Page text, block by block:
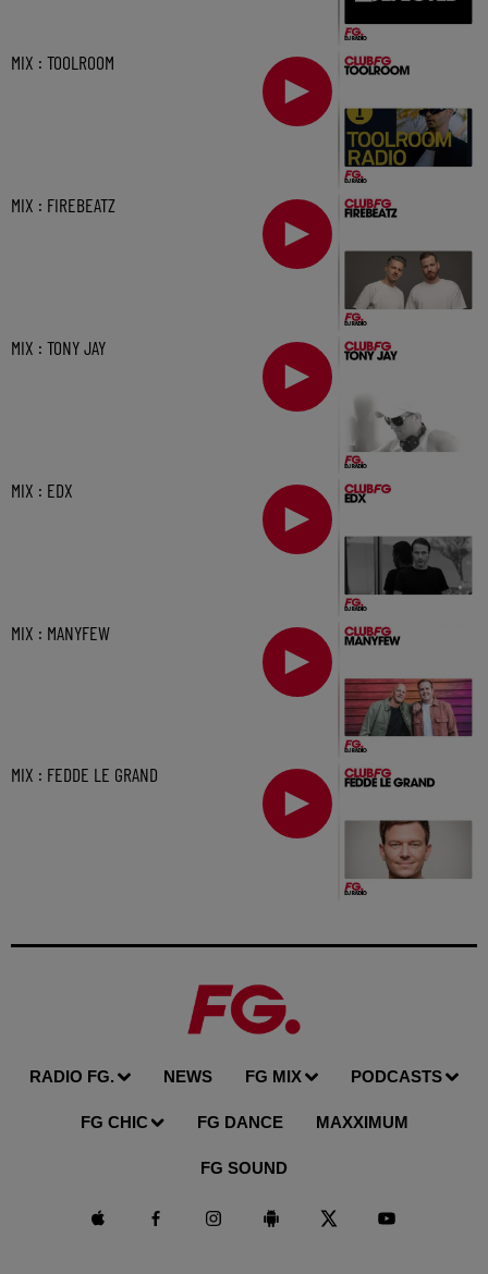
MIX : TOOLROOM
MIX : FIREBEATZ
MIX : TONY JAY
MIX : EDX
MIX : MANYFEW
MIX : FEDDE LE GRAND
RADIO FG. NEWS FG MIX PODCASTS
FG CHIC FG DANCE MAXXIMUM
FG SOUND